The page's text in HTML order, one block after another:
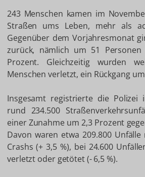
243 Menschen kamen im
Straßen ums Leben, mehr als
Gegenüber dem Vorjahresmonat
zurück, nämlich um 51 Personen
Prozent. Gleichzeitig wurden
Menschen verletzt, ein Rückgang
Insgesamt registrierte die Polizei
rund 234.500
einer Zunahme um 2,3 Prozent
Davon waren etwa 209.800 Unfälle
Crashs (+ 3,5 %), bei 24.600
verletzt oder getötet (- 6,5 %).